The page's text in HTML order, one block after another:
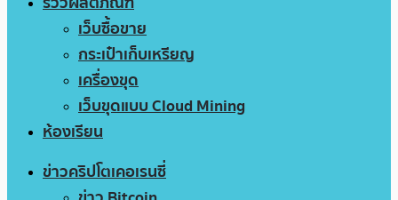
เว็บซื้อขาย
กระเป๋าเก็บเหรียญ
เครื่องขุด
เว็บขุดแบบ Cloud Mining
ห้องเรียน
ข่าวคริปโตเคอเรนซี่